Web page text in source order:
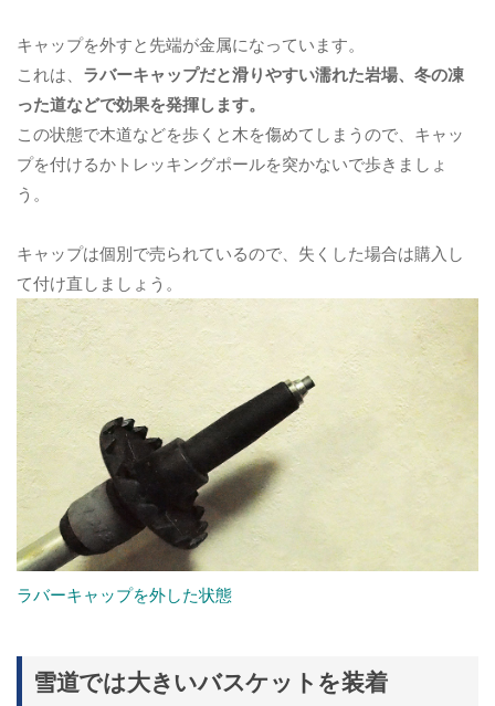
キャップを外すと先端が金属になっています。
これは、 ラバーキャップだと滑りやすい濡れた岩場、冬の凍
った道などで効果を発揮します。
この状態で木道などを歩くと木を傷めてしまうので、キャッ
プを付けるかトレッキングポールを突かないで歩きましょ
う。
キャップは個別で売られているので、失くした場合は購入し
て付け直しましょう。
ラバーキャップを外した状態
雪道では大きいバスケットを装着